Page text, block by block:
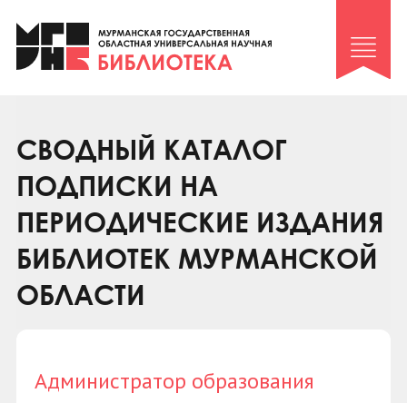
Клуб «Гиря и сельдерей»
Клуб «Семейный архив»
Коллегам
Контакты
СВОДНЫЙ КАТАЛОГ
ПОДПИСКИ НА
ПЕРИОДИЧЕСКИЕ ИЗДАНИЯ
БИБЛИОТЕК МУРМАНСКОЙ
ОБЛАСТИ
Администратор образования